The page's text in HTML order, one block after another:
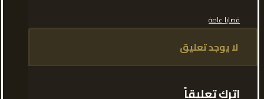
قضايا عامة
لا يوجد تعليق
اترك تعليقاً